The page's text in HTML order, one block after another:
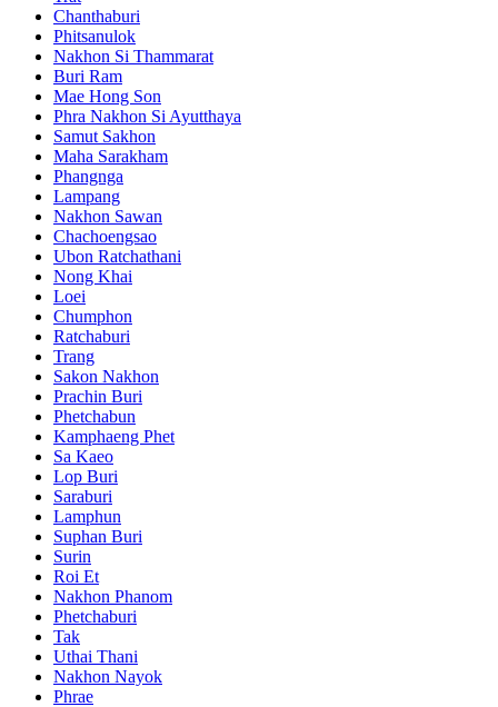
Chanthaburi
Phitsanulok
Nakhon Si Thammarat
Buri Ram
Mae Hong Son
Phra Nakhon Si Ayutthaya
Samut Sakhon
Maha Sarakham
Phangnga
Lampang
Nakhon Sawan
Chachoengsao
Ubon Ratchathani
Nong Khai
Loei
Chumphon
Ratchaburi
Trang
Sakon Nakhon
Prachin Buri
Phetchabun
Kamphaeng Phet
Sa Kaeo
Lop Buri
Saraburi
Lamphun
Suphan Buri
Surin
Roi Et
Nakhon Phanom
Phetchaburi
Tak
Uthai Thani
Nakhon Nayok
Phrae